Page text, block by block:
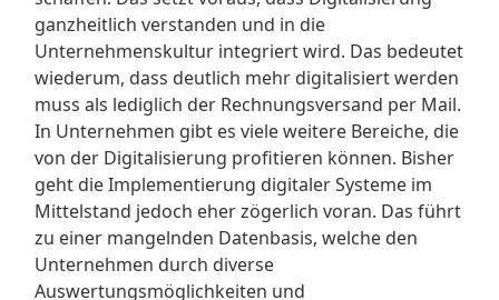
ganzheitlich verstanden und in die
Unternehmenskultur integriert wird. Das bedeutet
wiederum, dass deutlich mehr digitalisiert werden
muss als lediglich der Rechnungsversand per Mail.
In Unternehmen gibt es viele weitere Bereiche, die
von der Digitalisierung profitieren können. Bisher
geht die Implementierung digitaler Systeme im
Mittelstand jedoch eher zögerlich voran. Das führt
zu einer mangelnden Datenbasis, welche den
Unternehmen durch diverse
Auswertungsmöglichkeiten und